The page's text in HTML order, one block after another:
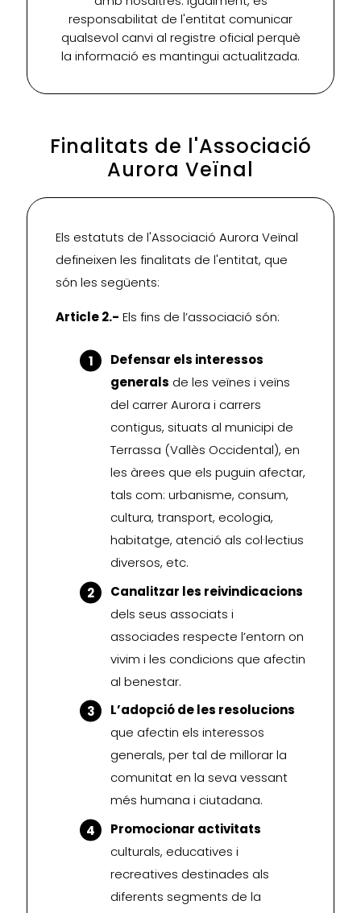
responsabilitat de l'entitat comunicar
qualsevol canvi al registre oficial perquè
la informació es mantingui actualitzada.
Finalitats de l'Associació
Aurora Veïnal
Els estatuts de l'Associació Aurora Veïnal
defineixen les finalitats de l'entitat, que
són les següents:
Article 2.- Els fins de l’associació són:
Defensar els interessos
generals de les veïnes i veïns
del carrer Aurora i carrers
contigus, situats al municipi de
Terrassa (Vallès Occidental), en
les àrees que els puguin afectar,
tals com: urbanisme, consum,
cultura, transport, ecologia,
habitatge, atenció als col·lectius
diversos, etc.
Canalitzar les reivindicacions
dels seus associats i
associades respecte l’entorn on
vivim i les condicions que afectin
al benestar.
L’adopció de les resolucions
que afectin els interessos
generals, per tal de millorar la
comunitat en la seva vessant
més humana i ciutadana.
Promocionar activitats
culturals, educatives i
recreatives destinades als
diferents segments de la